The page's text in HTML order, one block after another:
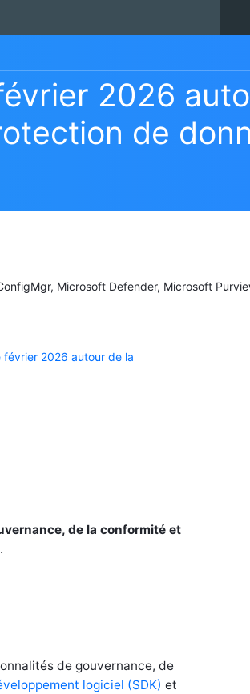
2026
de
Microsoft Defender, Microsoft
2026 autour de la
de la conformité et
de gouvernance, de
logiciel (SDK) et